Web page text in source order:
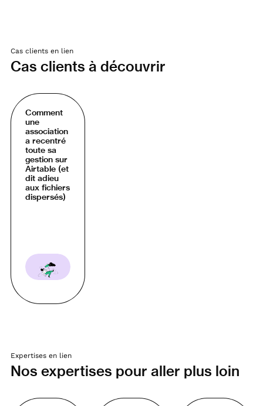
Cas clients en lien
Cas clients à découvrir
Comment
une
association
a recentré
toute sa
gestion sur
Airtable (et
dit adieu
aux fichiers
dispersés)
Expertises en lien
Nos expertises pour aller plus loin